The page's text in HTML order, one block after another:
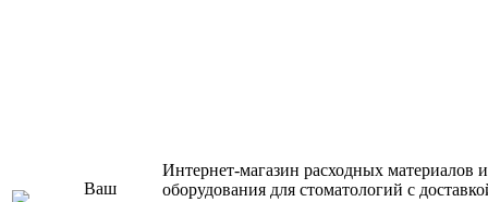
Ваш
Интернет-магазин расходных материалов и
оборудования для стоматологий с